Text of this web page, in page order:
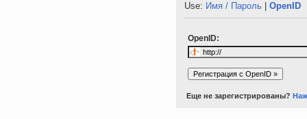
Use: Имя / Пароль |OpenID
OpenID:
Еще не зарегистрированы?